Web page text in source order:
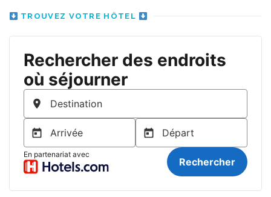
TROUVEZ VOTRE HÔTEL